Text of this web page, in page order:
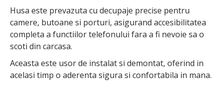
Husa este prevazuta cu decupaje precise pentru
camere, butoane si porturi, asigurand accesibilitatea
completa a functiilor telefonului fara a fi nevoie sa o
scoti din carcasa.
Aceasta este usor de instalat si demontat, oferind in
acelasi timp o aderenta sigura si confortabila in mana.